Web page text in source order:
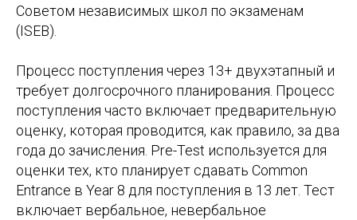
Советом независимых школ по экзаменам
(ISEB).
Процесс поступления через 13+ двухэтапный и
требует долгосрочного планирования. Процесс
поступления часто включает предварительную
оценку, которая проводится, как правило, за два
года до зачисления. Pre-Test используется для
оценки тех, кто планирует сдавать Common
Entrance в Year 8 для поступления в 13 лет. Тест
включает вербальное, невербальное